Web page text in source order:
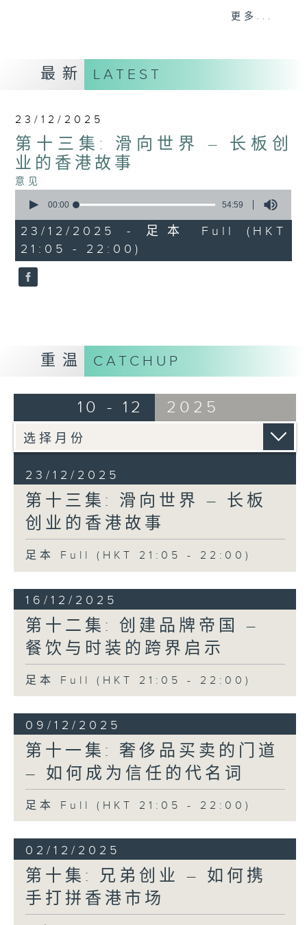
更多...
最新 LATEST
23/12/2025
第十三集: 滑向世界 – 长板创
业的香港故事
意见
seconds
54
minutes,
59
seconds
00:00 54:59
23/12/2025 - 足本 Full (HKT
21:05 - 22:00)
重温 CATCHUP
10 - 12 2025
23/12/2025
第十三集: 滑向世界 – 长板
创业的香港故事
足本 Full (HKT 21:05 - 22:00)
16/12/2025
第十二集: 创建品牌帝国 –
餐饮与时装的跨界启示
足本 Full (HKT 21:05 - 22:00)
09/12/2025
第十一集: 奢侈品买卖的门道
– 如何成为信任的代名词
足本 Full (HKT 21:05 - 22:00)
02/12/2025
第十集: 兄弟创业 – 如何携
手打拼香港市场